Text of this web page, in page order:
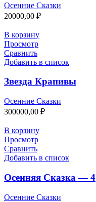
Осенние Сказки
20000,00 ₽
В корзину
Просмотр
Сравнить
Добавить в список
Звезда Крапивы
Осенние Сказки
300000,00 ₽
В корзину
Просмотр
Сравнить
Добавить в список
Осенняя Сказка — 4
Осенние Сказки